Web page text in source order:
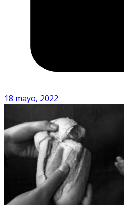
18 mayo, 2022